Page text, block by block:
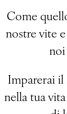
Come
nostre vite
noi
Imparerai
nella tua